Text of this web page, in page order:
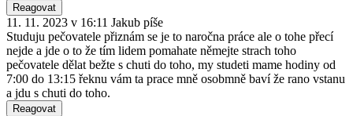
Reagovat
11. 11. 2023 v 16:11 Jakub píše
Studuju pečovatele přiznám se je to naročna práce ale o tohe přecí
nejde a jde o to že tím lidem pomahate němejte strach toho
pečovatele dělat bežte s chuti do toho, my studeti mame hodiny od
7:00 do 13:15 řeknu vám ta prace mně osobmně baví že rano vstanu
a jdu s chuti do toho.
Reagovat